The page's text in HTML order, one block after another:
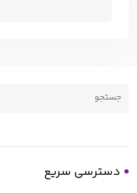
دسترسی سریع